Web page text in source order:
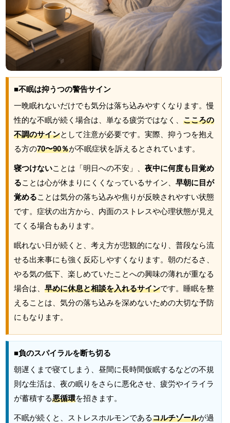
■不眠は抑うつの警告サイン
一晩眠れないだけでも気分は落ち込みやすくなります。慢
性的な不眠が続く場合は、単なる疲労ではなく、こころの
不調のサインとして注意が必要です。実際、抑うつを抱え
る方の70〜90％が不眠症状を訴えるとされています。
寝つけないことは「明日への不安」、夜中に何度も目覚め
ることは心が休まりにくくなっているサイン、早朝に目が
覚めることは気分の落ち込みや焦りが反映されやすい状態
です。症状の出方から、内面のストレスや心理状態が見え
てくる場合もあります。
眠れない日が続くと、考え方が悲観的になり、普段なら流
せる出来事にも強く反応しやすくなります。朝のだるさ、
やる気の低下、楽しめていたことへの興味の薄れが重なる
場合は、早めに休息と相談を入れるサインです。睡眠を整
えることは、気分の落ち込みを深めないための大切な予防
にもなります。
■負のスパイラルを断ち切る
朝遅くまで寝てしまう、昼間に長時間仮眠するなどの不規
則な生活は、夜の眠りをさらに悪化させ、疲労やイライラ
が蓄積する悪循環を招きます。
不眠が続くと、ストレスホルモンであるコルチゾールが過